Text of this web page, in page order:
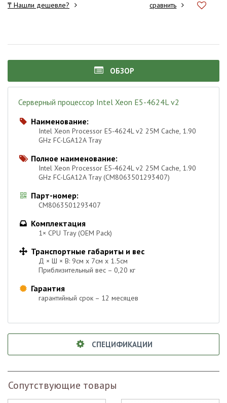
₸ Нашли дешевле? сравнить
ОБЗОР
Серверный процессор Intel Xeon E5-4624L v2
 Наименование:
Intel Xeon Processor E5-4624L v2 25M Cache, 1.90
GHz FC-LGA12A Tray
 Полное наименование:
Intel Xeon Processor E5-4624L v2 25M Cache, 1.90
GHz FC-LGA12A Tray (CM8063501293407)
 Парт-номер:
CM8063501293407
 Комплектация
1× CPU Tray (OEM Pack)
 Транспортные габариты и вес
Д × Ш × В: 9см х 7см х 1.5см
Приблизительный вес – 0,20 кг
 Гарантия
гарантийный срок – 12 месяцев
СПЕЦИФИКАЦИИ
Сопутствующие товары